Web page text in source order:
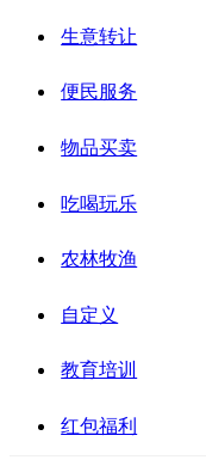
生意转让
便民服务
物品买卖
吃喝玩乐
农林牧渔
自定义
教育培训
红包福利